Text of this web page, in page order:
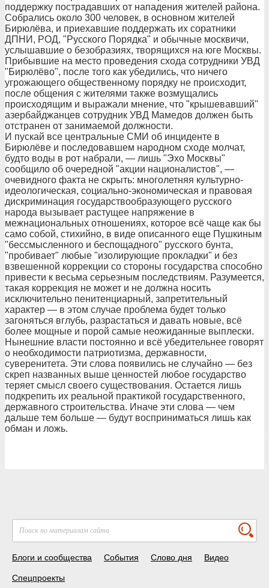
поддержку пострадавших от нападения жителей района.
Собрались около 300 человек, в основном жителей
Бирюлёва, и приехавшие поддержать их соратники
ДПНИ, РОД, "Русского Порядка" и обычные москвичи,
услышавшие о безобразиях, творящихся на юге Москвы.
Прибывшие на место проведения схода сотрудники УВД
"Бирюлёво", после того как убедились, что ничего
угрожающего общественному порядку не происходит,
после общения с жителями также возмущались
происходящим и выражали мнение, что "крышевавший"
азербайджанцев сотрудник УВД Мамедов должен быть
отстранен от занимаемой должности.
И пускай все центральные СМИ об инциденте в
Бирюлёве и последовавшем народном сходе молчат,
будто воды в рот набрали, — лишь "Эхо Москвы"
сообщило об очередной "акции националистов", —
очевидного факта не скрыть: многолетняя культурно-
идеологическая, социально-экономическая и правовая
дискриминация государствообразующего русского
народа вызывает растущее напряжение в
межнациональных отношениях, которое всё чаще как бы
само собой, стихийно, в виде описанного еще Пушкиным
"бессмысленного и беспощадного" русского бунта,
"пробивает" любые "изолирующие прокладки" и без
взвешенной коррекции со стороны государства способно
привести к весьма серьезным последствиям. Разумеется,
такая коррекция не может и не должна носить
исключительно пенитенциарный, запретительный
характер — в этом случае проблема будет только
загоняться вглубь, разрастаться и давать новые, всё
более мощные и порой самые неожиданные выплески.
Нынешние власти постоянно и всё убедительнее говорят
о необходимости патриотизма, державности,
суверенитета. Эти слова появились не случайно — без
скреп названных выше ценностей любое государство
теряет смысл своего существования. Остается лишь
подкрепить их реальной практикой государственного,
державного строительства. Иначе эти слова — чем
дальше тем больше — будут восприниматься лишь как
обман и ложь.
Блоги и сообщества События Слово дня Видео
Спецпроекты